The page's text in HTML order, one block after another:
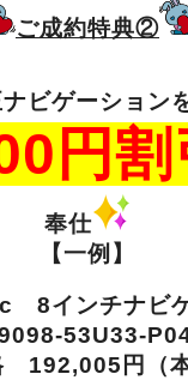
ご成約特典②
ビゲーション
円割
奉仕
【一例】
8インチナビ
53U33-P04
192,005円（